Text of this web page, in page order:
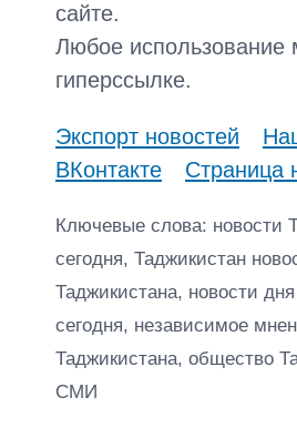
сайте.
Любое использование
гиперссылке.
Экспорт новостей
ВКонтакте
Страница
Ключевые слова: новости
сегодня, Таджикистан
Таджикистана, новости
сегодня, независимое
Таджикистана, общество
СМИ